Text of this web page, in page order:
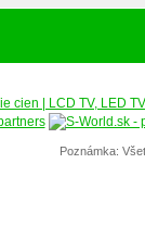
Poznámka: